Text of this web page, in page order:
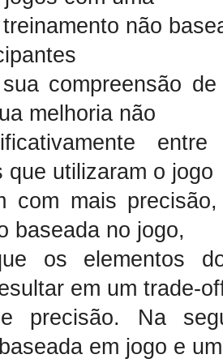
não
sua compreensão
melhoria não
que utilizaram o jogo
com mais
baseada no jogo,
os elementos
em um trade-
precisão. Na
em jogo e